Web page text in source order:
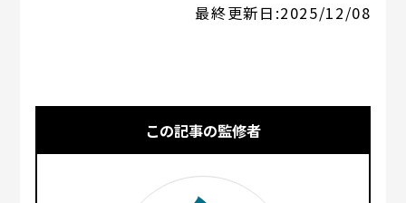
最終更新日:2025/12/08
この記事の監修者